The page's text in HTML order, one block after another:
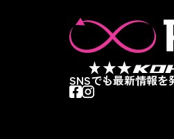
SNSでも最新情報を